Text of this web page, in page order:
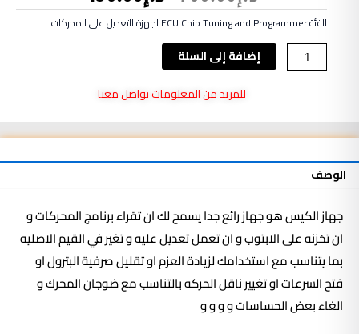
الأصلي
هو:
د.إ700.00.
الحالي
هو: الفئةECU Chip Tuning and Programmer اجهزة التعديل على المحركات
كمية
Kess
PCB
Support
140
No
Token
Limited
إضافة إلى السلة
للمزيد من المعلومات تواصل معنا
الوصف
جهاز الكيس هو جهاز رائع جدا يسمح لك ان تقراء برنامج المحركات و
ان تخزنه على الابتوب و ان تعمل تعديل عليه و تغير في القيم الاصليه
بما يتناسب مع استخدامك لزيادة العزم او تقليل صرفية البترول او
فتح السرعات او تغيير ناقل الحركه بالتناسب مع ضوجان المحرك و
الغاء بعض الحساسات و و و و